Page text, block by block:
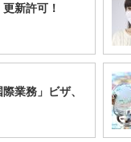
新許可！
業務」ビザ、